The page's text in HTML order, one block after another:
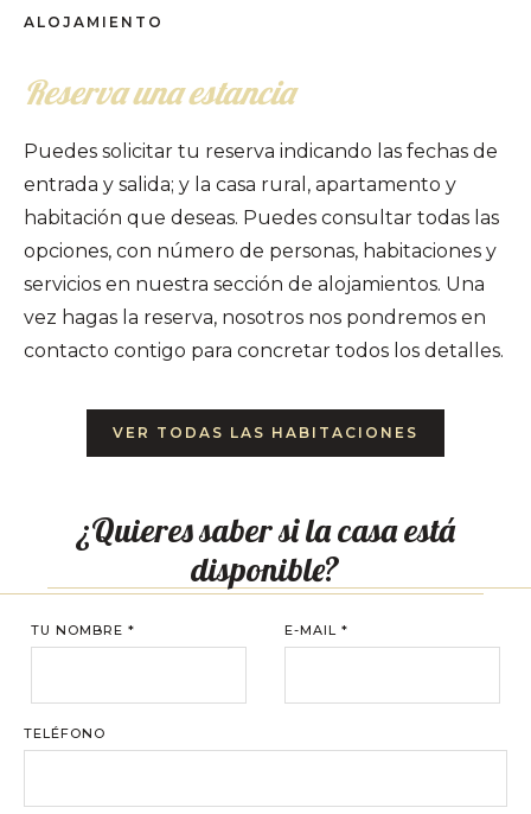
ALOJAMIENTO
Reserva una estancia
Puedes solicitar tu reserva indicando las fechas de
entrada y salida; y la casa rural, apartamento y
habitación que deseas. Puedes consultar todas las
opciones, con número de personas, habitaciones y
servicios en nuestra sección de alojamientos. Una
vez hagas la reserva, nosotros nos pondremos en
contacto contigo para concretar todos los detalles.
VER TODAS LAS HABITACIONES
¿Quieres saber si la casa está
disponible?
TU NOMBRE * E-MAIL *
TELÉFONO